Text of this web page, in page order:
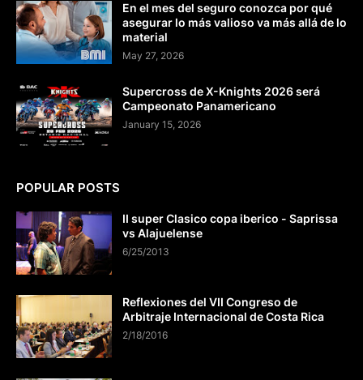
En el mes del seguro conozca por qué
asegurar lo más valioso va más allá de lo
material
May 27, 2026
Supercross de X-Knights 2026 será
Campeonato Panamericano
January 15, 2026
POPULAR POSTS
II super Clasico copa iberico - Saprissa
vs Alajuelense
6/25/2013
Reflexiones del VII Congreso de
Arbitraje Internacional de Costa Rica
2/18/2016